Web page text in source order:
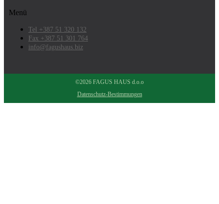
Menü
Tel +387 51 320 132
Fax +387 51 301 764
info@fagushaus.biz
©2026 FAGUS HAUS d.o.o
Datenschutz-Bestimmungen